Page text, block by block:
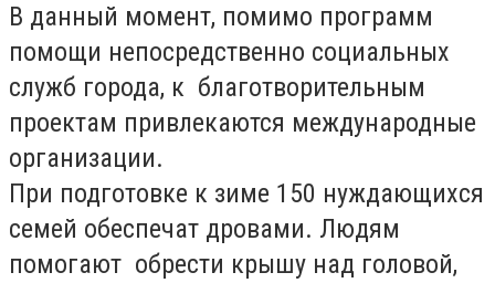
В данный момент, помимо программ
помощи непосредственно социальных
служб города, к благотворительным
проектам привлекаются международные
организации.
При подготовке к зиме 150 нуждающихся
семей обеспечат дровами. Людям
помогают обрести крышу над головой,